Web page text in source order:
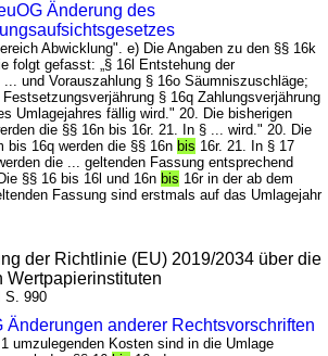
Änderung des
Abwicklung". e) Die Angaben zu den §§ 16k
folgt gefasst: „§ 16l Entstehung der
... und Vorauszahlung § 16o Säumniszuschläge;
Festsetzungsverjährung § 16q Zahlungsverjährung
Umlagejahres fällig wird." 20. Die bisherigen
die §§ 16n bis 16r. 21. In § ... wird." 20. Die
bis 16q werden die §§ 16n bis 16r. 21. In § 17
die ... geltenden Fassung entsprechend
§§ 16 bis 16l und 16n bis 16r in der ab dem
Fassung sind erstmals auf das Umlagejahr
der Richtlinie (EU) 2019/2034 über die
Wertpapierinstituten
S. 990
Änderungen anderer Rechtsvorschriften
umzulegenden Kosten sind in die Umlage